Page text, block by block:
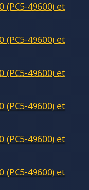
(PC5-49600) et
(PC5-49600) et
(PC5-49600) et
(PC5-49600) et
(PC5-49600) et
(PC5-49600) et